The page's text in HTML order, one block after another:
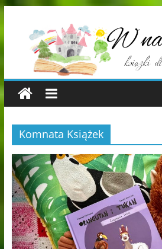
Komnata Książek